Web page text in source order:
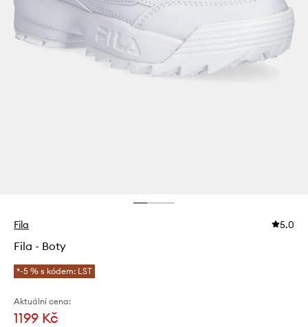
Fila 5.0
Fila - Boty
*-5 % s kódem: LST
Aktuální cena:
1199 Kč